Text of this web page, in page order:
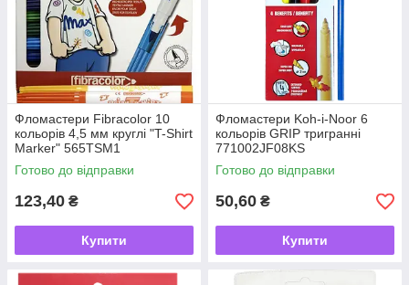
Фломастери Fibracolor 10
кольорів 4,5 мм круглі "T-Shirt
Marker" 565TSM1
Готово до відправки
123,40 ₴
Купити
Фломастери Koh-i-Noor 6
кольорів GRIP тригранні
771002JF08KS
Готово до відправки
50,60 ₴
Купити